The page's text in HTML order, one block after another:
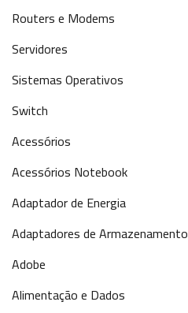
Routers e Modems
Servidores
Sistemas Operativos
Switch
Acessórios
Acessórios Notebook
Adaptador de Energia
Adaptadores de Armazenamento
Adobe
Alimentação e Dados